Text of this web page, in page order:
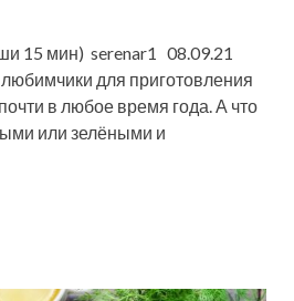
15 мин) serenar1 08.09.21
для приготовления
в любое время года. А что
или зелёными и